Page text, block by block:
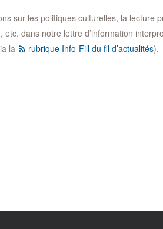
sur les politiques culturelles, la lecture
dans notre lettre d’information
la rubrique Info-Fill du fil d’actualités).